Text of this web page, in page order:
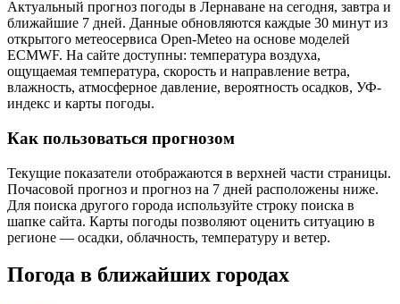
Актуальный прогноз погоды в Лернаване на сегодня, завтра и
ближайшие 7 дней. Данные обновляются каждые 30 минут из
открытого метеосервиса Open-Meteo на основе моделей
ECMWF. На сайте доступны: температура воздуха,
ощущаемая температура, скорость и направление ветра,
влажность, атмосферное давление, вероятность осадков, УФ-
индекс и карты погоды.
Как пользоваться прогнозом
Текущие показатели отображаются в верхней части страницы.
Почасовой прогноз и прогноз на 7 дней расположены ниже.
Для поиска другого города используйте строку поиска в
шапке сайта. Карты погоды позволяют оценить ситуацию в
регионе — осадки, облачность, температуру и ветер.
Погода в ближайших городах